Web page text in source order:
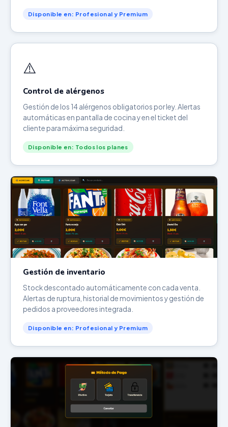
Disponible en: Profesional y Premium
⚠️
Control de alérgenos
Gestión de los 14 alérgenos obligatorios por ley. Alertas
automáticas en pantalla de cocina y en el ticket del
cliente para máxima seguridad.
Disponible en: Todos los planes
Gestión de inventario
Stock descontado automáticamente con cada venta.
Alertas de ruptura, historial de movimientos y gestión de
pedidos a proveedores integrada.
Disponible en: Profesional y Premium